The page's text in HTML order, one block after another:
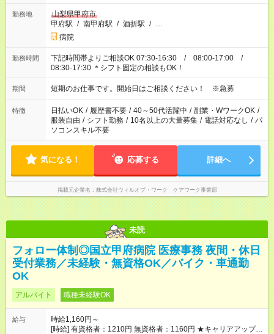
勤務地
山梨県甲府市
甲府駅 / 南甲府駅 / 酒折駅 / …
病院
勤務時間
下記時間帯よりご相談OK 07:30-16:30 / 08:00-17:00 /
08:30-17:30 ＊シフト固定の相談もOK！
期間 短期のお仕事です。開始日はご相談ください！ ※急募
特徴 日払いOK / 履歴書不要 / 40～50代活躍中 / 副業・WワークOK /
服装自由 / シフト勤務 / 10名以上の大量募集 / 電話対応なし / パ
ソコンスキル不要
気になる！ 応募する 詳細へ
掲載元企業名 株式会社ウィルオブ・ワーク ケアワーク事業部
未読
フォロー体制◎国立甲府病院 医療事務 夜間・休日
受付業務／未経験・無資格OK／バイク・車通勤
OK
アルバイト 職種未経験OK
給与
時給1,160円～
[時給] 有資格者：1210円 無資格者：1160円 ★キャリアアップ制